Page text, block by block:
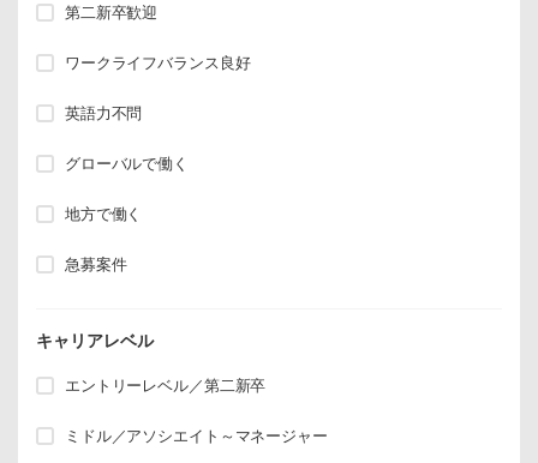
第二新卒歓迎
ワークライフバランス良好
英語力不問
グローバルで働く
地方で働く
急募案件
キャリアレベル
エントリーレベル／第二新卒
ミドル／アソシエイト～マネージャー